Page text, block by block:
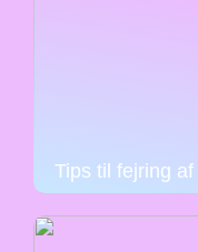
Tips til fejring